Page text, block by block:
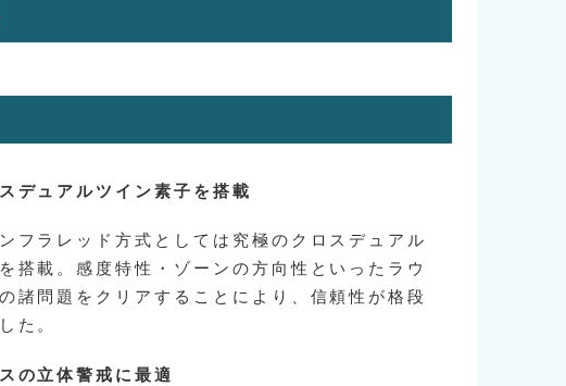
デュアルツイン素子を搭載
フラレッド方式としては究極のクロスデュアル
搭載。感度特性・ゾーンの方向性といったラウ
諸問題をクリアすることにより、信頼性が格段
た。
の立体警戒に最適